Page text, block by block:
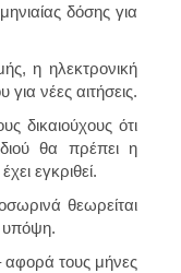
δόσης για
η ηλεκτρονική
νέες αιτήσεις.
δικαιούχους ότι
θα πρέπει η
εγκριθεί.
θεωρείται
υπόψη.
αφορά τους μήνες